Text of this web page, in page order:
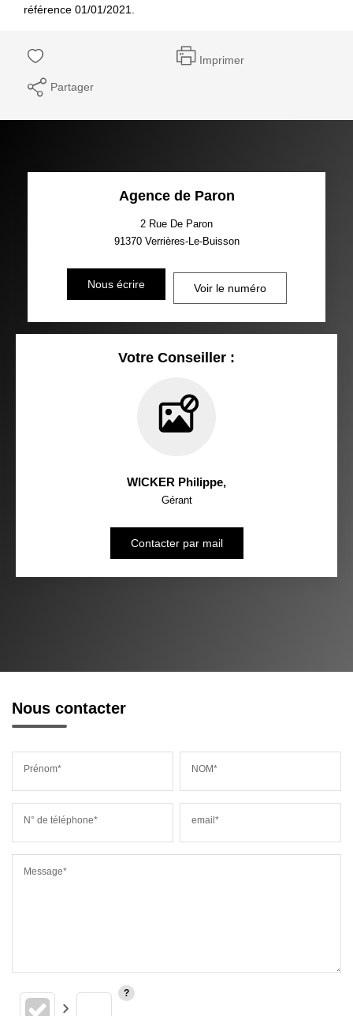
référence 01/01/2021.
Imprimer
Partager
Agence de Paron
2 Rue De Paron
91370 Verrières-Le-Buisson
Nous écrire Voir le numéro
Votre Conseiller :
WICKER Philippe,
Gérant
Contacter par mail
Nous contacter
Prénom* NOM*
N° de téléphone* email*
Message*